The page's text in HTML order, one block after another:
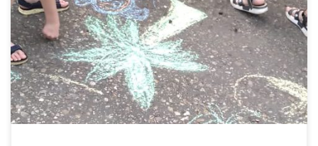
21 июня 2022 года педагоги дополнительного образования
МБУ До «Центр детского творчества» на базе УК 3 СОШ№1
провели флешмоб «Краски Жизни». Флешмоб подразумевает
рисунки на […]